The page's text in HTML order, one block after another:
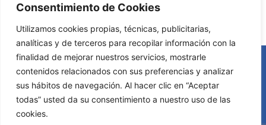
Consentimiento de Cookies
Utilizamos cookies propias, técnicas, publicitarias,
analíticas y de terceros para recopilar información con la
finalidad de mejorar nuestros servicios, mostrarle
contenidos relacionados con sus preferencias y analizar
sus hábitos de navegación. Al hacer clic en “Aceptar
todas” usted da su consentimiento a nuestro uso de las
cookies.
Hazte
Miembro
2025
© Todos
los
derechos
Aviso Legal
Política de
Privacidad
Política de